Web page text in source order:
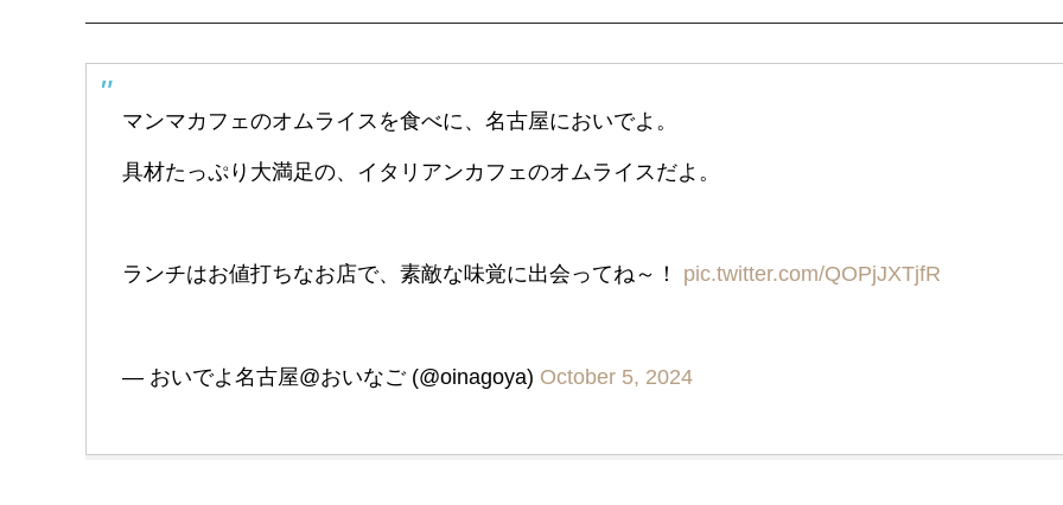
マンマカフェのオムライスを食べに、名古屋においでよ。
具材たっぷり大満足の、イタリアンカフェのオムライスだよ。
ランチはお値打ちなお店で、素敵な味覚に出会ってね～！ pic.twitter.com/QOPjJXTjfR
— おいでよ名古屋@おいなご (@oinagoya) October 5, 2024